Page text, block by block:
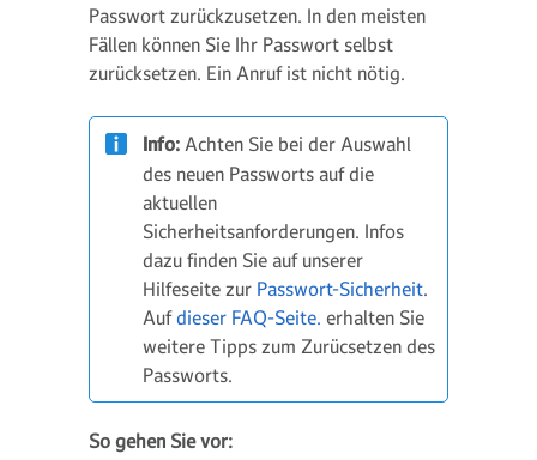
Passwort zurückzusetzen. In den meisten
Fällen können Sie Ihr Passwort selbst
zurücksetzen. Ein Anruf ist nicht nötig.
Info: Achten Sie bei der Auswahl
des neuen Passworts auf die
aktuellen
Sicherheitsanforderungen. Infos
dazu finden Sie auf unserer
Hilfeseite zur Passwort-Sicherheit.
Aufdieser FAQ-Seite. erhalten Sie
weitere Tipps zum Zurücsetzen des
Passworts.
So gehen Sie vor: